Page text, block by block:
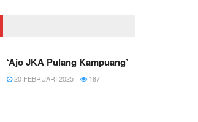
‘Ajo JKA Pulang Kampuang’
20 FEBRUARI 2025 187